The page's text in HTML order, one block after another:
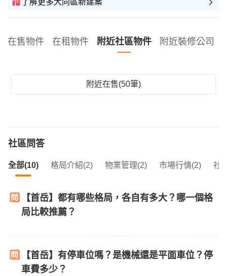
了解更多大同區新建案
在售物件 在租物件 附近社區物件 附近裝修公司
附近在售(50筆)
社區問答
全部(10) 格局介紹(2) 物業管理(2) 市場行情(2) 社
【首岳】都有哪些格局，各自有多大？哪一個格
局比較推薦？
【首岳】有停車位嗎？是機械還是平面車位？停
車費多少？